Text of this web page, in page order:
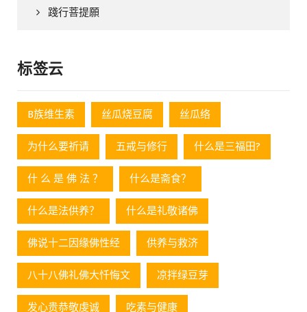
踐行菩提願
标签云
B族维生素 丝瓜烧豆腐 丝瓜络
为什么要祈请 五戒与修行 什么是三福田?
什 么 是 佛 法 ？ 什么是斋食？
什么是法供养？ 什么是礼敬诸佛
佛说十二因缘佛性经 供养与救济
八十八佛礼佛大忏悔文 凉拌绿豆芽
发心贵恭敬虔诚 吃素与健康